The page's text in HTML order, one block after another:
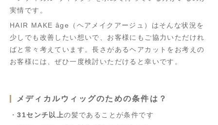
実情です。
HAIR MAKE âge（ヘアメイクアージュ）はそんな状況を
少しでも改善したい想いで、お客様にもご協力いただけれ
ばと常々考えています。長さがあるヘアカットをお考えの
お客様には、ぜひ一度検討いただけると幸いです。
メディカルウィッグのための条件は？
・31センチ以上の髪であることが条件です